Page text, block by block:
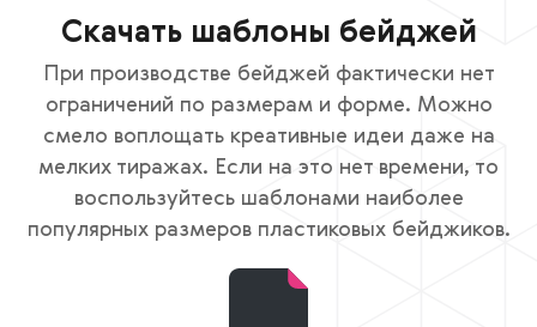
Скачать шаблоны бейджей
При производстве бейджей фактически нет
ограничений по размерам и форме. Можно
смело воплощать креативные идеи даже на
мелких тиражах. Если на это нет времени, то
воспользуйтесь шаблонами наиболее
популярных размеров пластиковых бейджиков.